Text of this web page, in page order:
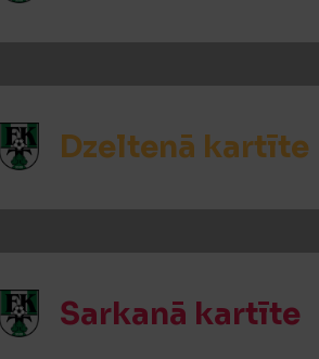
Dzeltenā kartīte
Sarkanā kartīte